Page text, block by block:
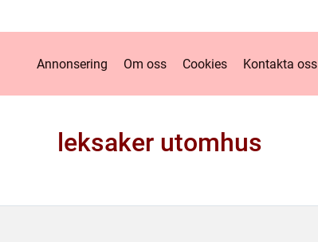
Annonsering Om oss Cookies Kontakta oss
leksaker utomhus